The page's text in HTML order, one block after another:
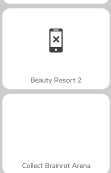
Beauty Resort 2
Collect Brainrot Arena